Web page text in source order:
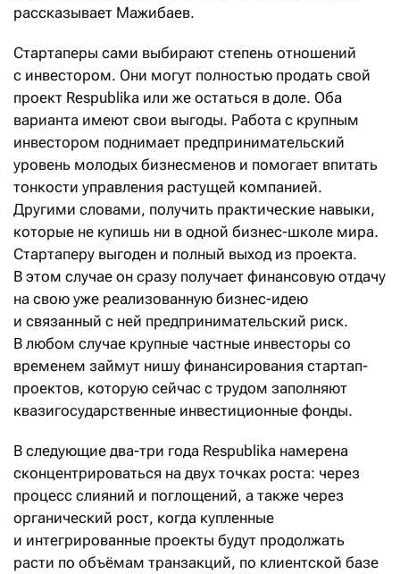
рассказывает Мажибаев.
Стартаперы сами выбирают степень отношений
с инвестором. Они могут полностью продать свой
проект Respublika или же остаться в доле. Оба
варианта имеют свои выгоды. Работа с крупным
инвестором поднимает предпринимательский
уровень молодых бизнесменов и помогает впитать
тонкости управления растущей компанией.
Другими словами, получить практические навыки,
которые не купишь ни в одной бизнес-школе мира.
Стартаперу выгоден и полный выход из проекта.
В этом случае он сразу получает финансовую отдачу
на свою уже реализованную бизнес-идею
и связанный с ней предпринимательский риск.
В любом случае крупные частные инвесторы со
временем займут нишу финансирования стартап-
проектов, которую сейчас с трудом заполняют
квазигосударственные инвестиционные фонды.
В следующие два-три года Respublika намерена
сконцентрироваться на двух точках роста: через
процесс слияний и поглощений, а также через
органический рост, когда купленные
и интегрированные проекты будут продолжать
расти по объёмам транзакций, по клиентской базе